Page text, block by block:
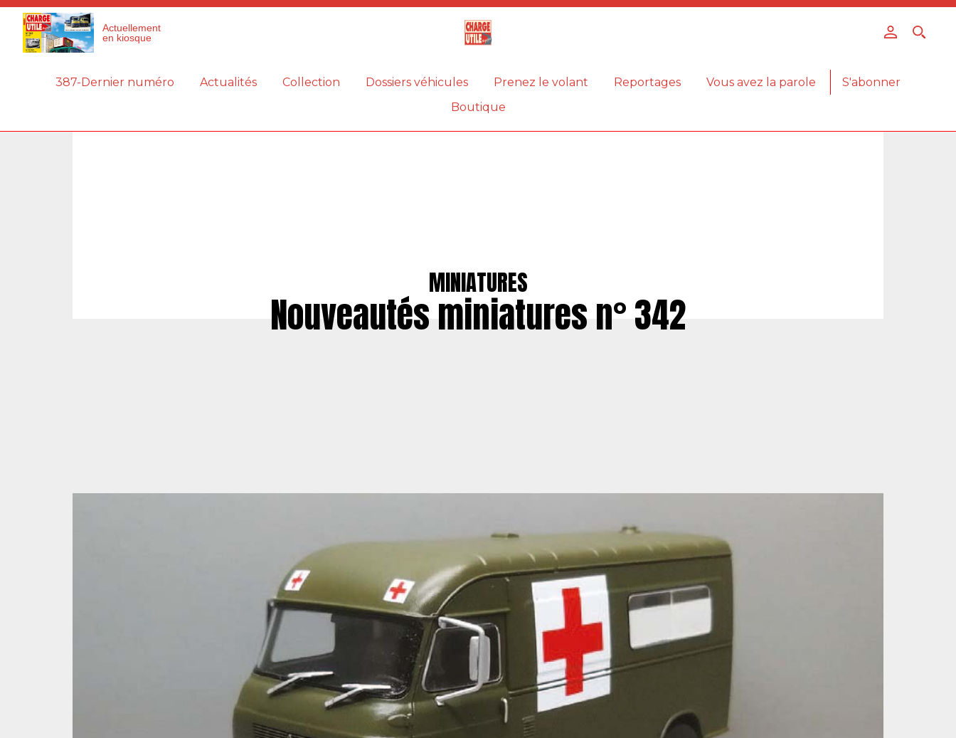
Actuellement
en kiosque
387-Dernier numéro Actualités Collection Dossiers véhicules Prenez le volant Reportages Vous avez la parole
S'abonner
Boutique
MINIATURES
Nouveautés miniatures n° 342
Panneau de gestion des cookies